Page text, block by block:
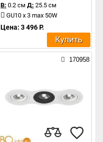
В: 0.2 см Д: 25.5 см
GU10 x 3 max 50W
Цена: 3 496 Р.
Купить
170958